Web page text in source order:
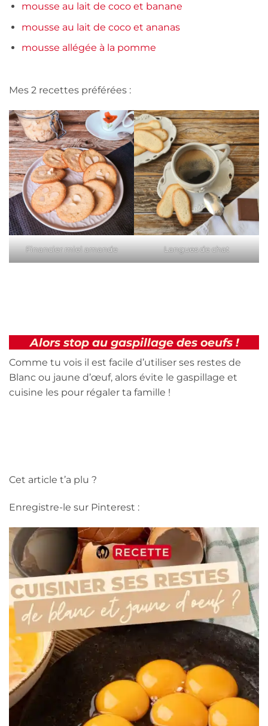
mousse au lait de coco et banane
mousse au lait de coco et ananas
mousse allégée à la pomme
Mes 2 recettes préférées :
Financier miel amande Langues de chat
Alors stop au gaspillage des oeufs !
Comme tu vois il est facile d’utiliser ses restes de
Blanc ou jaune d’œuf, alors évite le gaspillage et
cuisine les pour régaler ta famille !
Cet article t’a plu ?
Enregistre-le sur Pinterest :